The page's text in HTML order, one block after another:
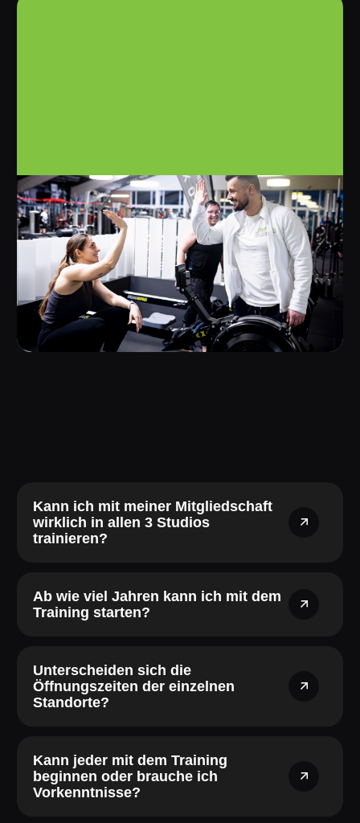
Kann ich mit meiner Mitgliedschaft
wirklich in allen 3 Studios
trainieren?
Ab wie viel Jahren kann ich mit dem
Training starten?
Unterscheiden sich die
Öffnungszeiten der einzelnen
Standorte?
Kann jeder mit dem Training
beginnen oder brauche ich
Vorkenntnisse?